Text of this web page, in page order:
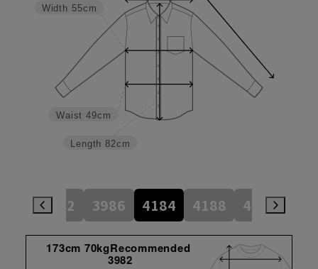
Length 82cm
Waist 49cm
Width 55cm
3982 3986 4184 4188 4386
173cm 70kgRecommended
3982